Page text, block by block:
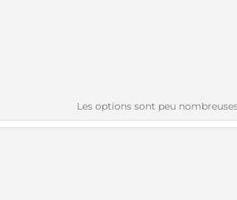
Les options sont peu